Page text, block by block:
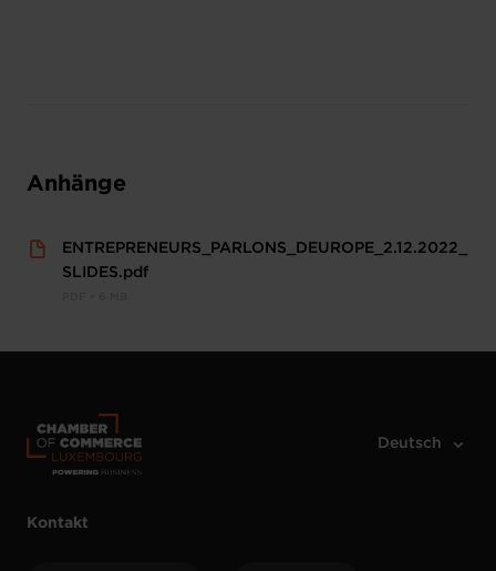
Anhänge
ENTREPRENEURS_PARLONS_DEUROPE_2.12.2022_
SLIDES.pdf
Kontakt